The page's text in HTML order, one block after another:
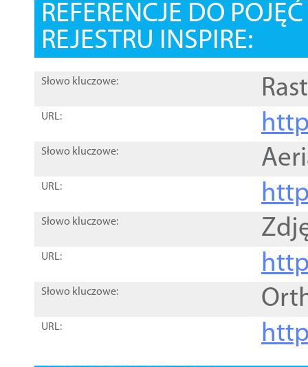
REFERENCJE DO
REJESTRU INSPIRE:
Słowo kluczowe:
URL:
Słowo kluczowe:
URL:
Słowo kluczowe:
URL:
Słowo kluczowe:
URL: